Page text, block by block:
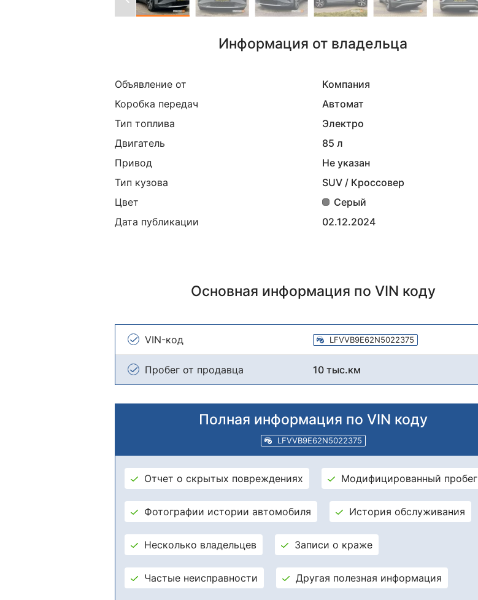
Информация от владельца
Объявление от
Компания
Коробка передач
Автомат
Тип топлива
Электро
Двигатель
85 л
Привод
Не указан
Тип кузова
SUV / Кроссовер
Цвет
Серый
Дата публикации
02.12.2024
Основная информация по VIN коду
VIN-код LFVVB9E62N5022375
Пробег от продавца 10 тыс.км
Полная информация по VIN коду
LFVVB9E62N5022375
Отчет о скрытых повреждениях Модифицированный пробег
Фотографии истории автомобиля История обслуживания
Несколько владельцев Записи о краже
Частые неисправности Другая полезная информация